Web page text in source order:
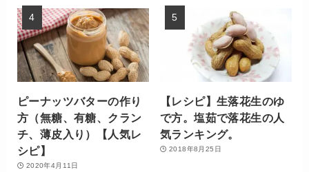
ピーナッツバターの作り
方（無糖、有糖、クラン
チ、薄皮入り）【人気レ
シピ】
2020年4月11日
【レシピ】生落花生のゆ
で方。塩茹で落花生の人
気ランキング。
2018年8月25日